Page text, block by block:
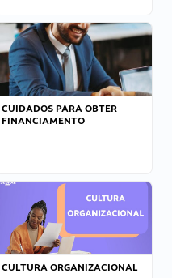
CUIDADOS PARA OBTER
FINANCIAMENTO
CULTURA ORGANIZACIONAL